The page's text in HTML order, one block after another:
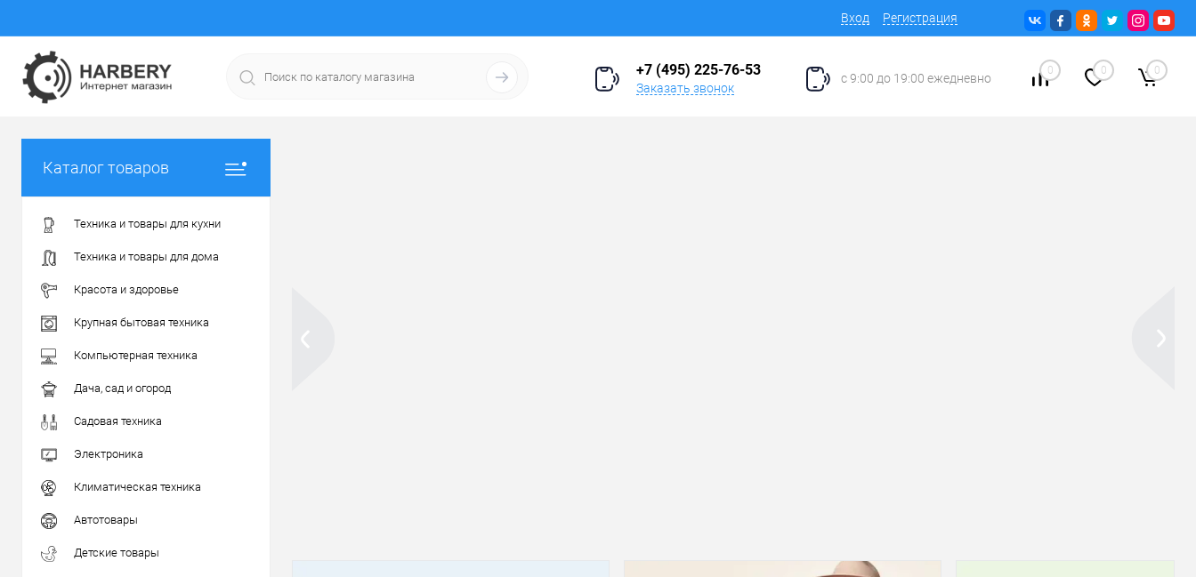
Вход Регистрация
+7 (495) 225-76-53
Заказать звонок
с 9:00 до 19:00 ежедневно
0 0 0
Каталог товаров
Техника и товары для кухни
Техника и товары для дома
Красота и здоровье
Крупная бытовая техника
Компьютерная техника
Дача, сад и огород
Садовая техника
Электроника
Климатическая техника
Автотовары
Детские товары